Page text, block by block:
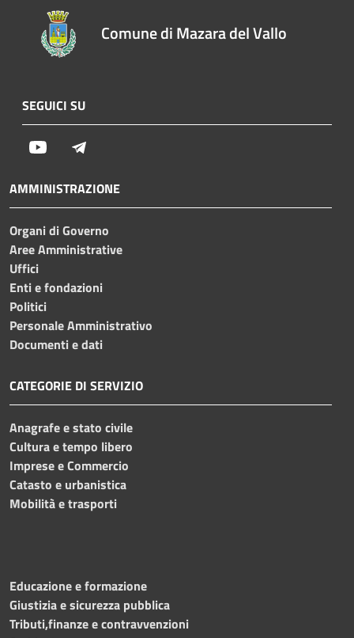
Comune di Mazara del Vallo
SEGUICI SU
Youtube
AMMINISTRAZIONE
Organi di Governo
Aree Amministrative
Uffici
Enti e fondazioni
Politici
Personale Amministrativo
Documenti e dati
CATEGORIE DI SERVIZIO
Anagrafe e stato civile
Cultura e tempo libero
Imprese e Commercio
Catasto e urbanistica
Mobilità e trasporti
Educazione e formazione
Giustizia e sicurezza pubblica
Tributi,finanze e contravvenzioni